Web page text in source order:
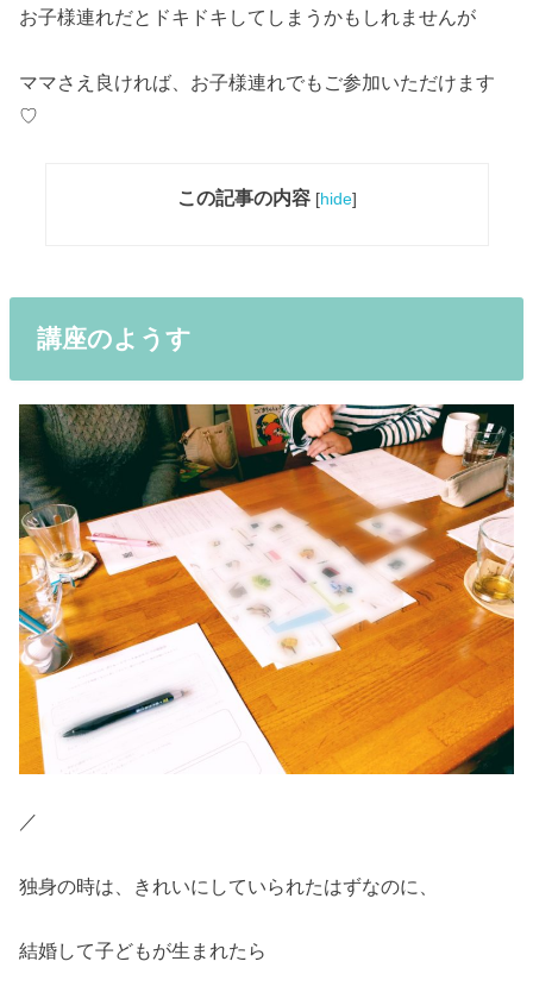
お子様連れだとドキドキしてしまうかもしれませんが
ママさえ良ければ、お子様連れでもご参加いただけます
♡
この記事の内容 [hide]
講座のようす
／
独身の時は、きれいにしていられたはずなのに、
結婚して子どもが生まれたら